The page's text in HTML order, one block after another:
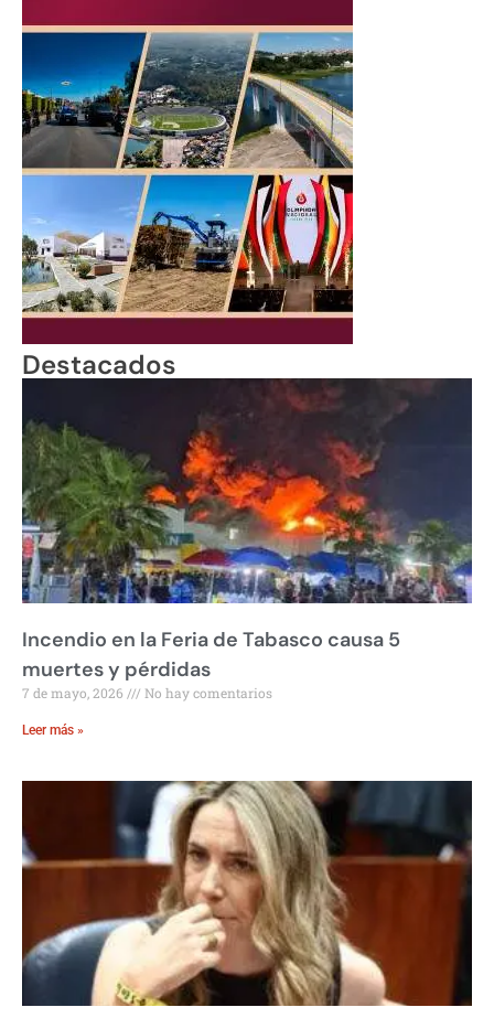
Destacados
Incendio en la Feria de Tabasco causa 5
muertes y pérdidas
7 de mayo, 2026 No hay comentarios
Leer más »